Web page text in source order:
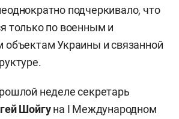
подчеркивало, что
только по военным и
объектам Украины и связанной
неделе секретарь
Шойгуна I Международном